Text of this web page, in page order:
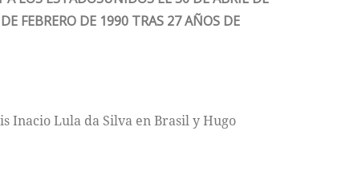
FEBRERO DE 1990 TRAS 27 AÑOS DE
Inacio Lula da Silva en Brasil y Hugo